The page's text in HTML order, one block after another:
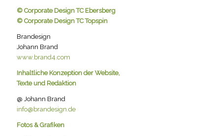
© Corporate Design TC Ebersberg
© Corporate Design TC Topspin
Brandesign
Johann Brand
www.brand4.com
Inhaltliche Konzeption der Website,
Texte und Redaktion
@ Johann Brand
info@brandesign.de
Fotos & Grafiken